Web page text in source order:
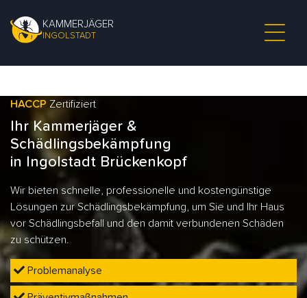
KAMMERJÄGER
INGOLSTADT
HACCP Zertifiziert
Ihr Kammerjäger &
Schädlingsbekämpfung
in Ingolstadt Brückenkopf
Wir bieten schnelle, professionelle und kostengünstige
Lösungen zur Schädlingsbekämpfung, um Sie und Ihr Haus
vor Schädlingsbefall und den damit verbundenen Schäden
zu schützen.
Problemanalyse